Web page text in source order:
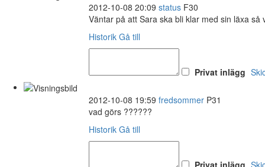
2012-10-08 20:09 status F30
Väntar på att Sara ska bli klar med sin läxa så
Historik Gå till
Privat inlägg
2012-10-08 19:59 fredsommer P31
vad görs ??????
Historik Gå till
Privat inlägg